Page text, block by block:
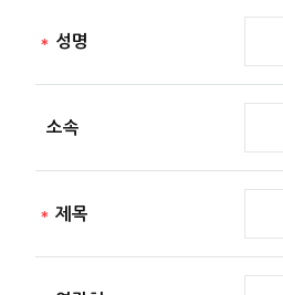
- 문의신청 접수 및 문의 사항 처리
복산나이스는 개인정보수집 및 이
- 종이에 출력된 개인정보 : 분쇄기로
- 전자적 파일 형태로 저장된 개인정
성명
소속
제목